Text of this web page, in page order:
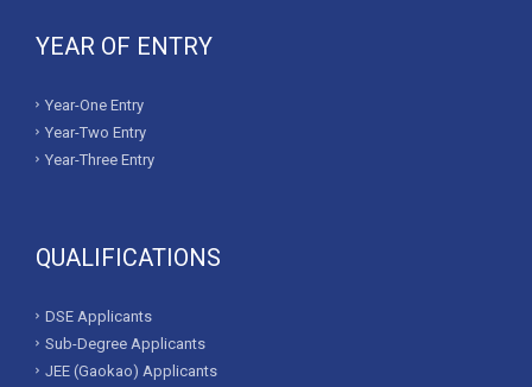
YEAR OF ENTRY
Year-One Entry
Year-Two Entry
Year-Three Entry
QUALIFICATIONS
DSE Applicants
Sub-Degree Applicants
JEE (Gaokao) Applicants